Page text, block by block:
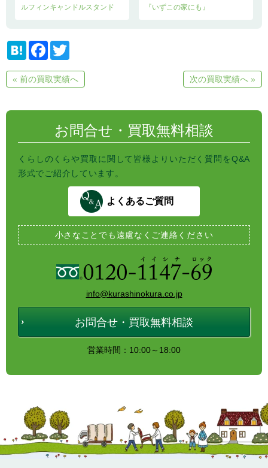
ルフィンキャンドルスタンド
『いずこの家にも』
H
e
n
F
e
b
k
t
t
« 前の買取実績へ 次の買取実績へ »
お問合せ・買取無料相談
くらしのくらや買取に関して皆様よりいただく質問をQ&A
形式でご紹介しています。
よくあるご質問
小さなことでも遠慮なくご連絡ください
info@kurashinokura.co.jp
お問合せ・買取無料相談
営業時間：10:00～18:00